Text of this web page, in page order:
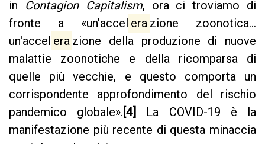
in Contagion Capitalism, ora ci troviamo di
fronte a «un'accel era zione zoonotica...
un'accel era zione della produzione di nuove
malattie zoonotiche e della ricomparsa di
quelle più vecchie, e questo comporta un
corrispondente approfondimento del rischio
pandemico globale».[4]
La COVID-19 è la
manifestazione più recente di questa minaccia